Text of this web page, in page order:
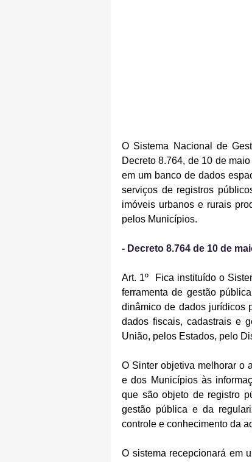
O Sistema Nacional de
Decreto 8.764, de 10 de
em um banco de dados
serviços de registros
imóveis urbanos e rurais
pelos Municípios.
- Decreto 8.764 de 10 de
Art. 1º  Fica instituído o
ferramenta de gestão
dinâmico de dados jurídicos
dados fiscais, cadastrais e
União, pelos Estados, pelo
O Sinter objetiva melhorar o
e dos Municípios às
que são objeto de registro
gestão pública e da
controle e conhecimento da
O sistema recepcionará em